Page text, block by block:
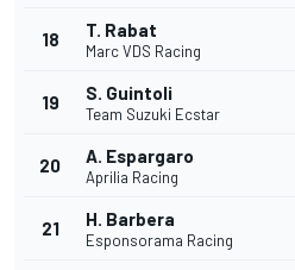
18 T. Rabat
Marc VDS Racing
19 S. Guintoli
Team Suzuki Ecstar
20 A. Espargaro
Aprilia Racing
21 H. Barbera
Esponsorama Racing